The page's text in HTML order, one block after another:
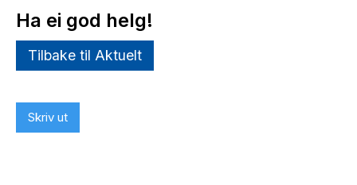
Ha ei god helg!
Tilbake til Aktuelt
Skriv ut